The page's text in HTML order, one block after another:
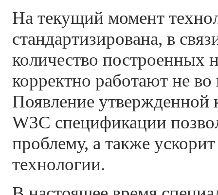
На текущий момент
стандартизирована, в
количество построенных
корректно работают не во
Появление утвержденной
W3C спецификации
проблему, а также
технологии.